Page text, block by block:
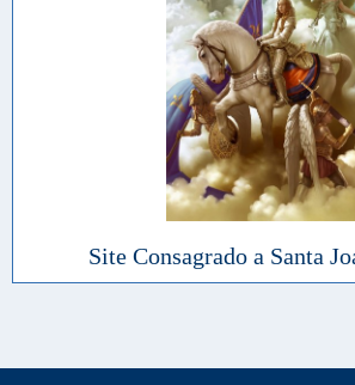
Site Consagrado a Santa